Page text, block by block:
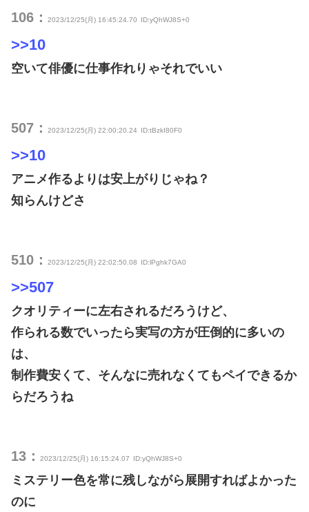
106： 2023/12/25(月) 16:45:24.70 ID:yQhWJ8S+0
>>10
空いて俳優に仕事作れりゃそれでいい
507： 2023/12/25(月) 22:00:20.24 ID:tBzkI80F0
>>10
アニメ作るよりは安上がりじゃね？
知らんけどさ
510： 2023/12/25(月) 22:02:50.08 ID:lPghk7GA0
>>507
クオリティーに左右されるだろうけど、
作られる数でいったら実写の方が圧倒的に多いの
は、
制作費安くて、そんなに売れなくてもペイできるか
らだろうね
13： 2023/12/25(月) 16:15:24.07 ID:yQhWJ8S+0
ミステリー色を常に残しながら展開すればよかった
のに